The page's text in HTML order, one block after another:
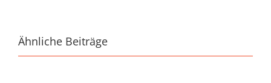
Ähnliche Beiträge